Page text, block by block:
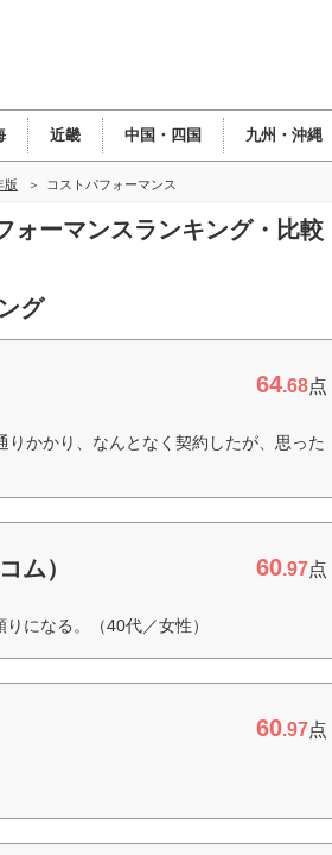
近畿 中国・四国 九州・沖縄
版 コストパフォーマンス
ォーマンスランキング・比較
グ
64.68点
かかり、なんとなく契約したが、思った
ム） 60.97点
になる。（40代／女性）
60.97点